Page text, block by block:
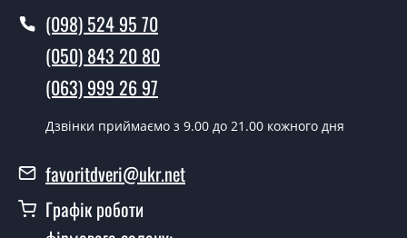
У той самий день протягом кількох годин, за умови
наявності їх на складі, чи наступного дня.
Чи можна на сьогодні викликати
замірника?
(098) 524 95 70
(050) 843 20 80
(063) 999 26 97
Дзвінки приймаємо з 9.00 до 21.00 кожного дня
favoritdveri@ukr.net
Графік роботи